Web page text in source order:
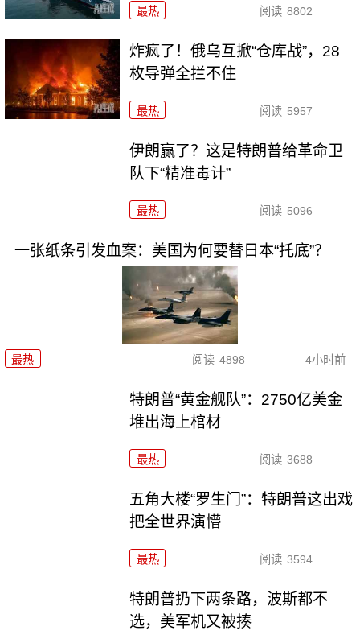
最热 阅读 8802
炸疯了！俄乌互掀“仓库战”，28
枚导弹全拦不住
最热 阅读 5957
伊朗赢了？这是特朗普给革命卫
队下“精准毒计”
最热 阅读 5096
一张纸条引发血案：美国为何要替日本“托底”？
最热 阅读 4898 4小时前
特朗普“黄金舰队”：2750亿美金
堆出海上棺材
最热 阅读 3688
五角大楼“罗生门”：特朗普这出戏
把全世界演懵
最热 阅读 3594
特朗普扔下两条路，波斯都不
选，美军机又被揍